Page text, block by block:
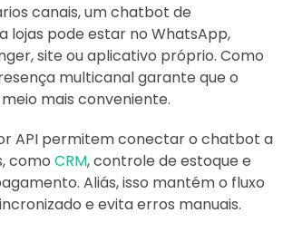
canais, um chatbot de
lojas pode estar no WhatsApp,
site ou aplicativo próprio. Como
multicanal garante que o
mais conveniente.
API permitem conectar o chatbot a
como CRM, controle de estoque e
Aliás, isso mantém o fluxo
e evita erros manuais.